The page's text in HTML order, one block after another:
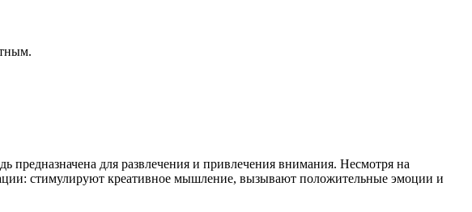
предназначена для развлечения и привлечения внимания. Несмотря на
стимулируют креативное мышление, вызывают положительные эмоции и